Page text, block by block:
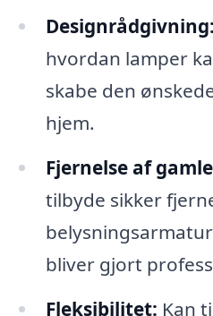
Designrådgivning:
hvordan lamper
skabe den
hjem.
Fjernelse af
tilbyde sikker
bliver gjort
Fleksibilitet: Kan